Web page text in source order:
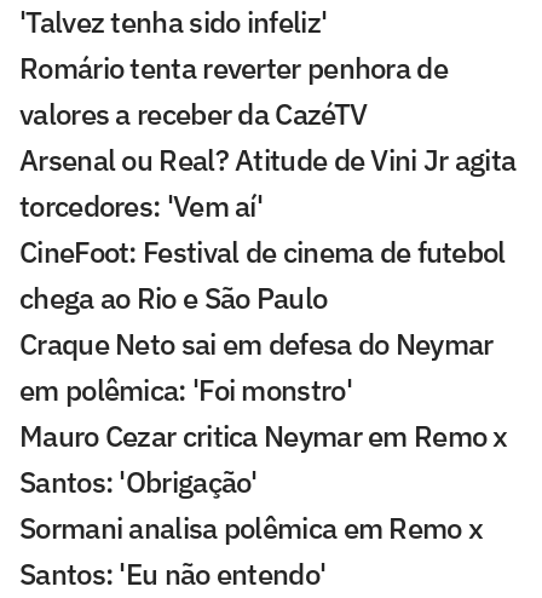
'Talvez tenha sido infeliz'
Romário tenta reverter penhora de
valores a receber da CazéTV
Arsenal ou Real? Atitude de Vini Jr agita
torcedores: 'Vem aí'
CineFoot: Festival de cinema de futebol
chega ao Rio e São Paulo
Craque Neto sai em defesa do Neymar
em polêmica: 'Foi monstro'
Mauro Cezar critica Neymar em Remo x
Santos: 'Obrigação'
Sormani analisa polêmica em Remo x
Santos: 'Eu não entendo'